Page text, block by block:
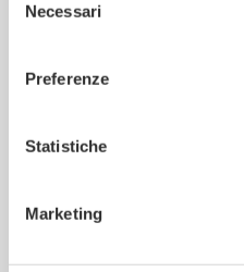
delNecessari
Preferenze
Statistiche
Marketing
Produkte